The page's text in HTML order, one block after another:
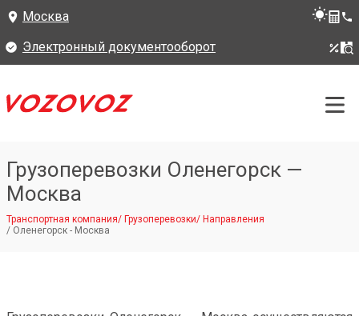
Москва
Электронный документооборот
Грузоперевозки Оленегорск —
Москва
Транспортная компания/ Грузоперевозки/ Направления
/ Оленегорск - Москва